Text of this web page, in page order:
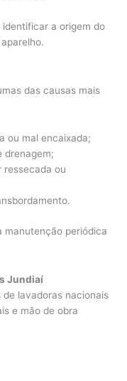
a origem do
das causas mais
ou mal encaixada;
drenagem;
ressecada ou
manutenção periódica
Jundiaí
lavadoras nacionais
e mão de obra